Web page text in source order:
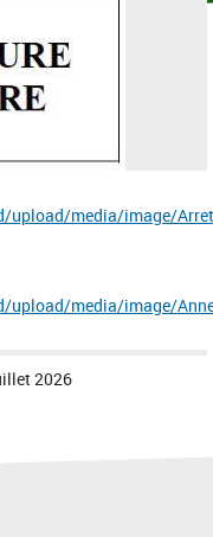
media/image/
media/image/
2026